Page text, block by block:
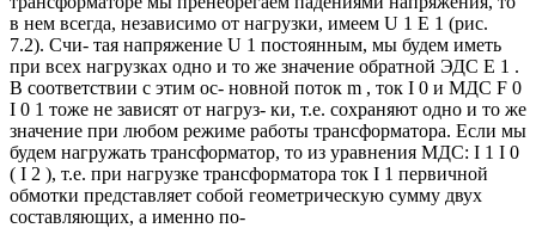
в нем всегда, независимо от нагрузки, имеем U 1 E 1 (рис.
7.2). Счи- тая напряжение U 1 постоянным, мы будем иметь
при всех нагрузках одно и то же значение обратной ЭДС E 1 .
В соответствии с этим ос- новной поток m , ток I 0 и МДС F 0
I 0 1 тоже не зависят от нагруз- ки, т.е. сохраняют одно и то же
значение при любом режиме работы трансформатора. Если мы
будем нагружать трансформатор, то из уравнения МДС: I 1 I 0
( I 2 ), т.е. при нагрузке трансформатора ток I 1 первичной
обмотки представляет собой геометрическую сумму двух
составляющих, а именно по-